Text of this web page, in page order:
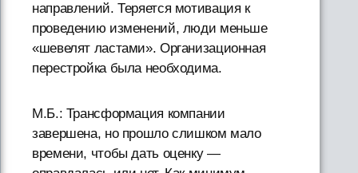
направлений. Теряется мотивация к
проведению изменений, люди меньше
«шевелят ластами». Организационная
перестройка была необходима.
М.Б.: Трансформация компании
завершена, но прошло слишком мало
времени, чтобы дать оценку —